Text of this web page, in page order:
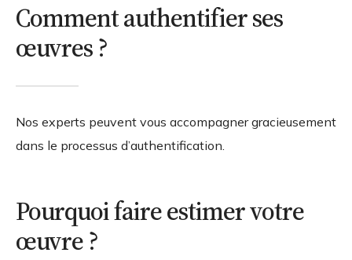
Comment authentifier ses
œuvres ?
Nos experts peuvent vous accompagner gracieusement
dans le processus d’authentification.
Pourquoi faire estimer votre
œuvre ?